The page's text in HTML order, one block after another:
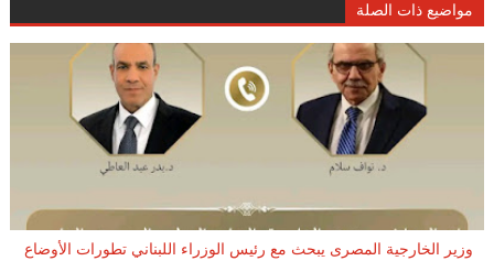
مواضيع ذات الصلة
وزير الخارجية المصرى يبحث مع رئيس الوزراء اللبناني تطورات الأوضاع